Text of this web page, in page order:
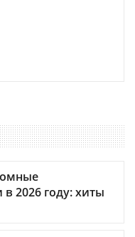
в 2026 году: хиты